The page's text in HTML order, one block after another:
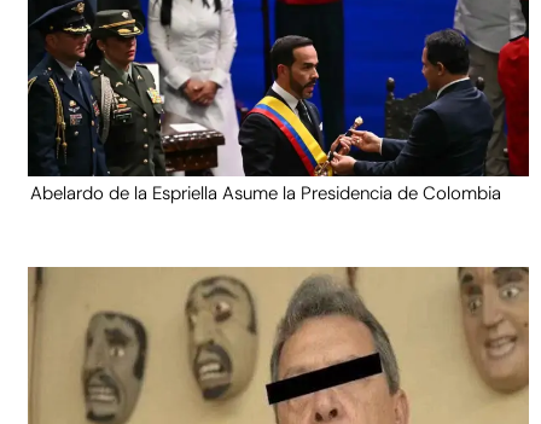
Abelardo de la Espriella Asume la Presidencia de Colombia